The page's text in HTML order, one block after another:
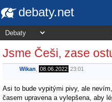
debaty.net
Jsme Češi, zase
Wikan 08.06.2022 23:01
Asi to bude vypitými pivy, ale
časem upravena a vylepšena, aby